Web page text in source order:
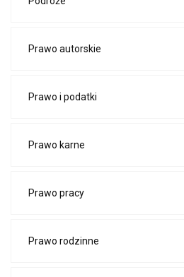
Prawo autorskie
Prawo i podatki
Prawo karne
Prawo pracy
Prawo rodzinne